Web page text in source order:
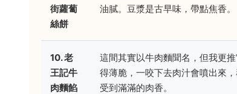
街蘿蔔
絲餅
油膩。豆漿是古早味，帶點焦香。
10. 老
王記牛
肉麵餡
這間其實以牛肉麵聞名，但我更
得薄脆，一咬下去肉汁會噴出來
受到滿滿的肉香。